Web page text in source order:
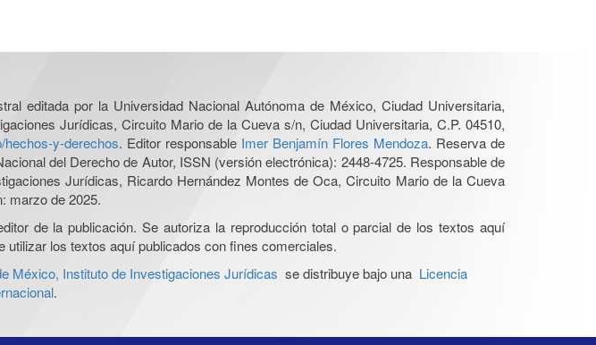
editada por la Universidad Nacional Autónoma de México, Ciudad Universitaria,
Jurídicas, Circuito Mario de la Cueva s/n, Ciudad Universitaria, C.P. 04510,
hechos-y-derechos. Editor responsable Imer Benjamín Flores Mendoza. Reserva de
del Derecho de Autor, ISSN (versión electrónica): 2448-4725. Responsable de
Jurídicas, Ricardo Hernández Montes de Oca, Circuito Mario de la Cueva
marzo de 2025.
de la publicación. Se autoriza la reproducción total o parcial de los textos aquí
los textos aquí publicados con fines comerciales.
México, Instituto de Investigaciones Jurídicas se distribuye bajo una Licencia
.